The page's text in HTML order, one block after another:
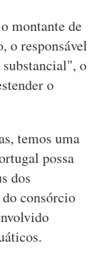
montante de
o responsável
o
o
temos uma
possa
dos
consórcio